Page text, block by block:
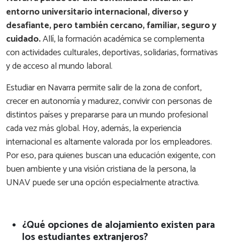
entorno universitario internacional, diverso y
desafiante, pero también cercano, familiar, seguro y
cuidado.Allí, la formación académica se complementa
con actividades culturales, deportivas, solidarias, formativas
y de acceso al mundo laboral.
Estudiar en Navarra permite salir de la zona de confort,
crecer en autonomía y madurez, convivir con personas de
distintos países y prepararse para un mundo profesional
cada vez más global. Hoy, además, la experiencia
internacional es altamente valorada por los empleadores.
Por eso, para quienes buscan una educación exigente, con
buen ambiente y una visión cristiana de la persona, la
UNAV puede ser una opción especialmente atractiva.
¿Qué opciones de alojamiento existen para
los estudiantes extranjeros?